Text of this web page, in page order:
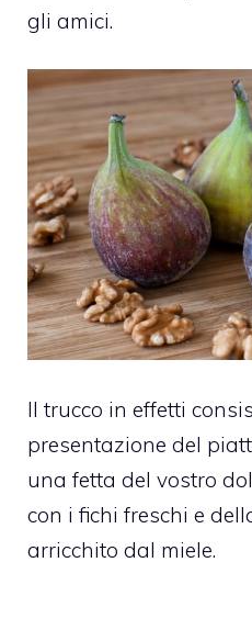
gli amici.
Il trucco in effetti
presentazione del
una fetta del vostro
con i fichi freschi e
arricchito dal miele.